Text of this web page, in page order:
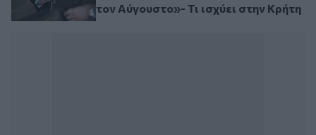
τον Αύγουστο»- Τι ισχύει στην Κρήτη